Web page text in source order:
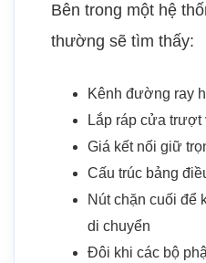
Bên trong một hệ
thường sẽ tìm thấy:
Kênh đường ray
Lắp ráp cửa trượt
Giá kết nối giữ
Cấu trúc bảng
Nút chặn cuối để
di chuyển
Đôi khi các bộ